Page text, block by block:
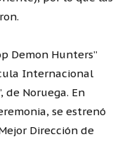
Demon Hunters”
Internacional
de Noruega. En
se estrenó
Dirección de